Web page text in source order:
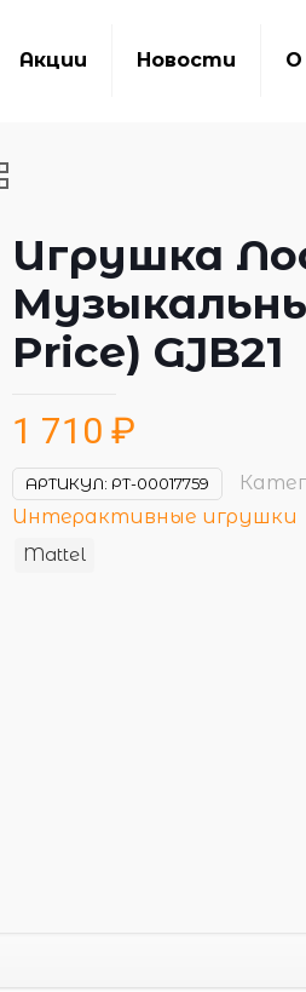
Акции Новости О
Игрушка
Price) GJB21
1 710 ₽
АРТИКУЛ: РТ-00017759
Интерактивные игрушки
Mattel